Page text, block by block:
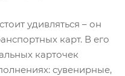
удивляться – он
карт. В его
карточек
сувенирные,